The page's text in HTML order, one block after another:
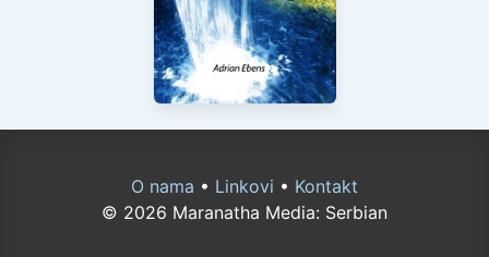
O nama • Linkovi • Kontakt
© 2026 Maranatha Media: Serbian